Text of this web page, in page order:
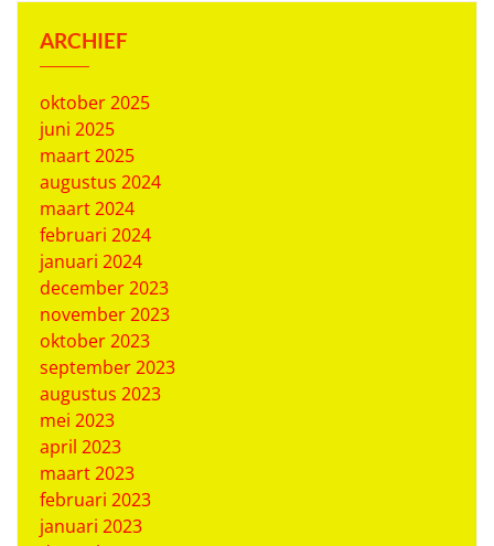
ARCHIEF
oktober 2025
juni 2025
maart 2025
augustus 2024
maart 2024
februari 2024
januari 2024
december 2023
november 2023
oktober 2023
september 2023
augustus 2023
mei 2023
april 2023
maart 2023
februari 2023
januari 2023